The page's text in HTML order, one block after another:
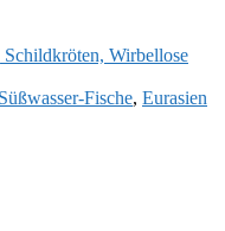
Wirbellose
Süßwasser-Fische, Eurasien